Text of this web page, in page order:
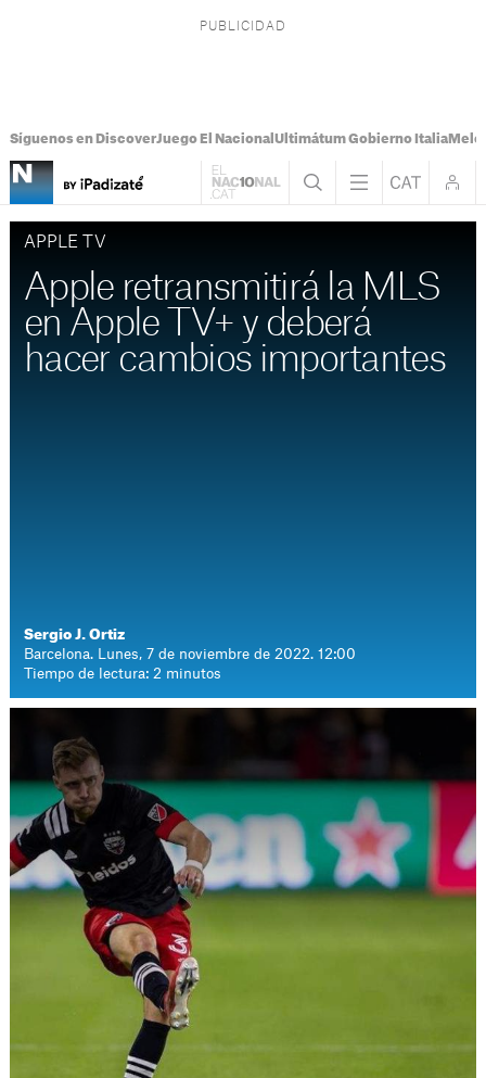
Síguenos en DiscoverJuego El Nacional Ultimátum Gobierno Italia
APPLE TV
Apple retransmitirá la MLS
en Apple TV+ y deberá
hacer cambios importantes
Sergio J. Ortiz
Barcelona. Lunes, 7 de noviembre de 2022. 12:00
Tiempo de lectura: 2 minutos